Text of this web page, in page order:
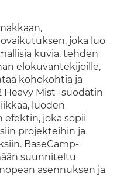
joka luo
kuvia, tehden
elokuvantekijöille,
kohokohtia ja
Heavy Mist -suodatin
luoden
efektin, joka sopii
projekteihin ja
BaseCamp-
suunniteltu
asennuksen ja